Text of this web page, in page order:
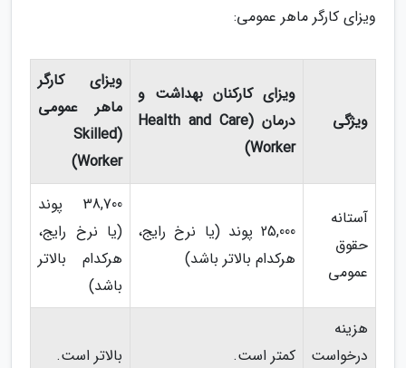
ویزای کارگر ماهر عمومی:
ویژگی
ویزای کارکنان بهداشت و
درمان (Health and Care
Worker)
ویزای کارگر
ماهر عمومی
(Skilled
Worker)
آستانه
حقوق
عمومی
25,000 پوند (یا نرخ رایج،
هرکدام بالاتر باشد)
38,700 پوند
(یا نرخ رایج،
هرکدام بالاتر
باشد)
هزینه
درخواست
کمتر است. بالاتر است.